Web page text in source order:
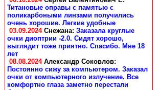
Титановые оправы с памятью с
поликарбоными линзами получились
очень хорошие. Легкие удобные
03.09.2024 Снежана: Заказала круглые
очки диоптрии -2.0. Сидят хорошо,
выглядит тоже приятно. Спасибо. Мне 18
лет
08.08.2024 Александр Соковлов:
Постоянно сижу за компьютером. Заказал
очки от компьютерного излучение. Все
комфортно глаза заметно перестали